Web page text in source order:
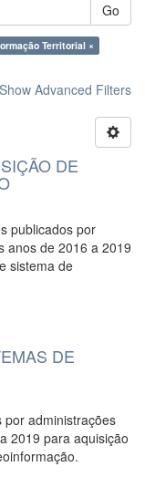
Go
Territorial ×
Show Advanced Filters
DE
publicados por
anos de 2016 a 2019
sistema de
DE
por administrações
2019 para aquisição